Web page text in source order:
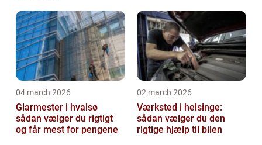
04 march 2026
Glarmester i hvalsø
sådan vælger du rigtigt
og får mest for pengene
02 march 2026
Værksted i helsinge:
sådan vælger du den
rigtige hjælp til bilen